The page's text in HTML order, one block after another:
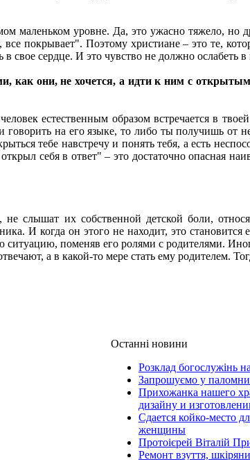
маленьком уровне. Да, это ужасно тяжело, но
покрывает". Поэтому христиане – это те,
свое сердце. И это чувство не должно ослабеть в
они, не хочется, а идти к ним с открытым
естественным образом встречается в
на его языке, то либо ты получишь от
тебе навстречу и понять тебя, а есть
себя в ответ" – это достаточно опасная
слышат их собственной детской боли,
И когда он этого не находит, это
поменяв его ролями с родителями.
а в какой-то мере стать ему родителем.
Останні новини
Розклад богослужінь
Запрошуємо у
Прихожанка нашего
дизайну и
Сдается койко-место
женщины
Протоієрей Віталій
Ремонт взуття,